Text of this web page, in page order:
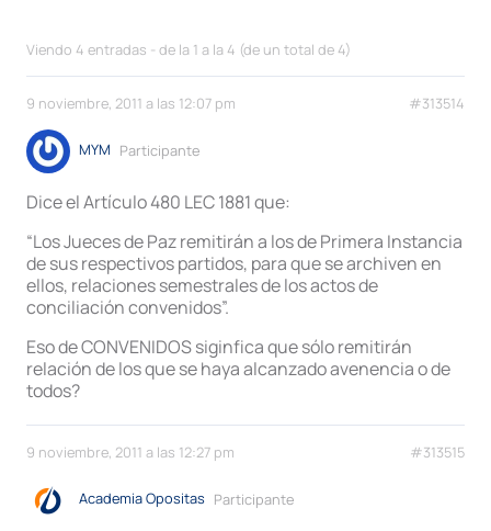
Viendo 4 entradas - de la 1 a la 4 (de un total de 4)
9 noviembre, 2011 a las 12:07 pm #313514
MYM Participante
Dice el Artículo 480 LEC 1881 que:
“Los Jueces de Paz remitirán a los de Primera Instancia
de sus respectivos partidos, para que se archiven en
ellos, relaciones semestrales de los actos de
conciliación convenidos”.
Eso de CONVENIDOS siginfica que sólo remitirán
relación de los que se haya alcanzado avenencia o de
todos?
9 noviembre, 2011 a las 12:27 pm #313515
Academia Opositas Participante